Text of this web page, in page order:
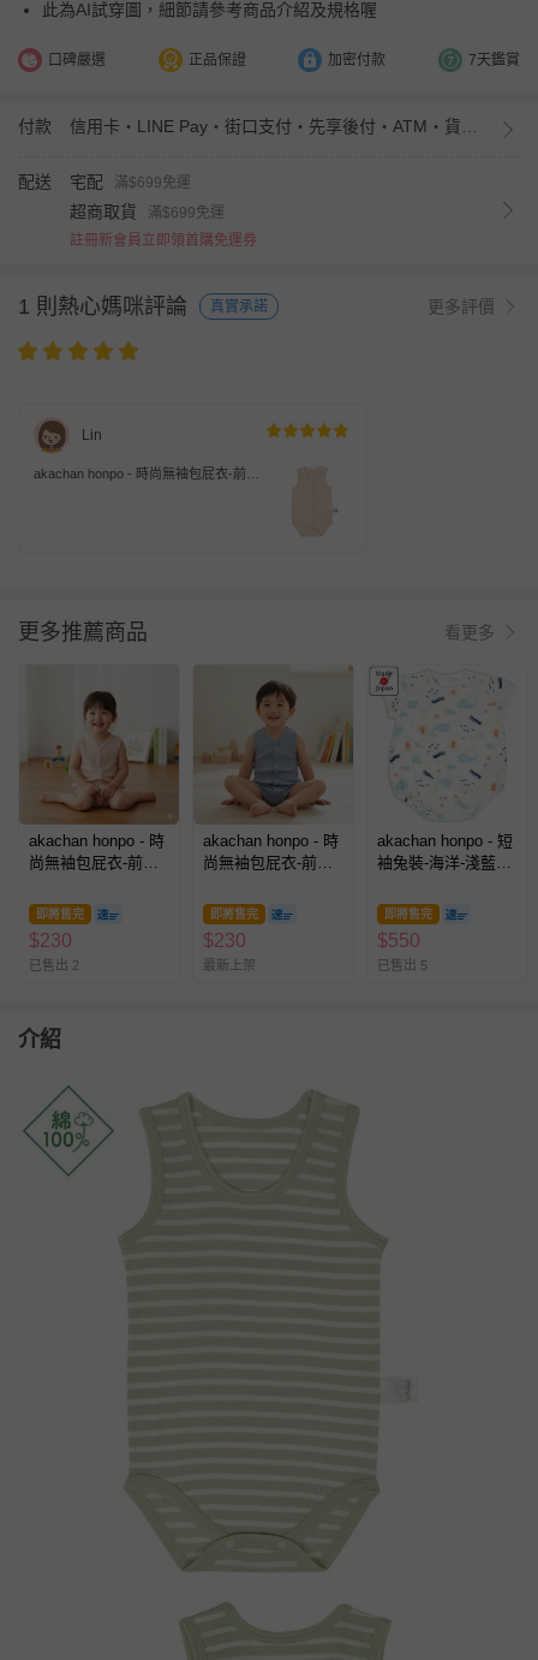
此為AI試穿圖，細節請參考商品介紹及規格喔
口碑嚴選 正品保證 加密付款 7天鑑賞
付款
配送 宅配 滿$699免運
超商取貨
滿$699免運
註冊新會員立即領首購免運券
1 則熱心媽咪評論 真實承諾 更多評價
Lin
akachan honpo - 時尚無袖包屁衣-前開
更多推薦商品 看更多
akachan honpo - 時
尚無袖包屁衣-前開
即將售完
$230
已售出 2
akachan honpo - 時
尚無袖包屁衣-前開
即將售完
$230
最新上架
akachan honpo - 短
袖兔裝-海洋-淺藍色-
即將售完
$550
已售出 5
介紹